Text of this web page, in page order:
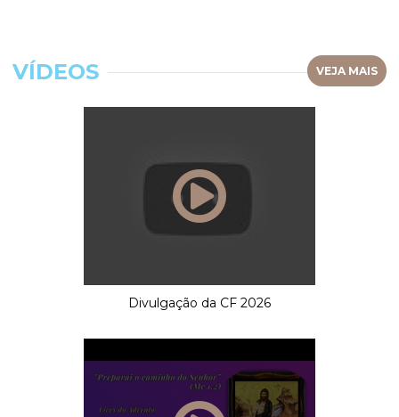
VÍDEOS VEJA MAIS
Divulgação da CF 2026